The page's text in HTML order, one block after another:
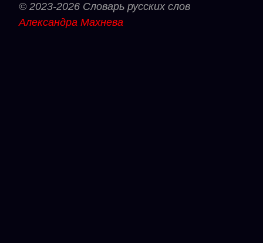
© 2023-2026 Словарь русских слов
Александра Махнева